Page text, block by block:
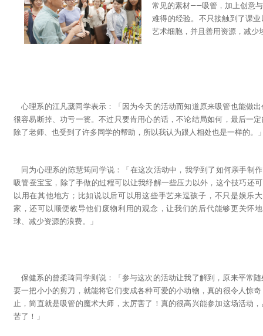
常见的素材——吸管，加上创意
难得的经验。不只接触到了课
艺术细胞，并且善用资源，减少
心理系的江凡葳同学表示：「因为今天的活动而知道原来吸管也能做
很容易断掉、功亏一篑。不过只要肯用心的话，不论结局如何，最后一
除了老师、也受到了许多同学的帮助，所以我认为跟人相处也是一样的。
同为心理系的陈慧筠同学说：「在这次活动中，我学到了如何亲手制作
吸管蚕宝宝，除了手做的过程可以让我纾解一些压力以外，这个技巧还可
以用在其他地方；比如说以后可以用这些手艺来逗孩子，不只是娱乐大
家，还可以顺便教导他们废物利用的观念，让我们的后代能够更关怀地
球、减少资源的浪费。」
保健系的曾柔琦同学则说：「参与这次的活动让我了解到，原来平常
要一把小小的剪刀，就能将它们变成各种可爱的小动物，真的很令人惊
止，简直就是吸管的魔术大师，太厉害了！真的很高兴能参加这场活动
苦了！」